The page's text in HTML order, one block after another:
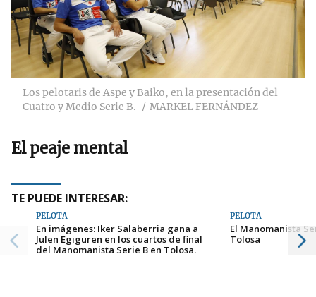
Los pelotaris de Aspe y Baiko, en la presentación del
Cuatro y Medio Serie B.
MARKEL FERNÁNDEZ
El peaje mental
TE PUEDE INTERESAR:
PELOTA
En imágenes: Iker Salaberria gana a
Julen Egiguren en los cuartos de final
del Manomanista Serie B en Tolosa.
PELOTA
El Manomanista
Tolosa